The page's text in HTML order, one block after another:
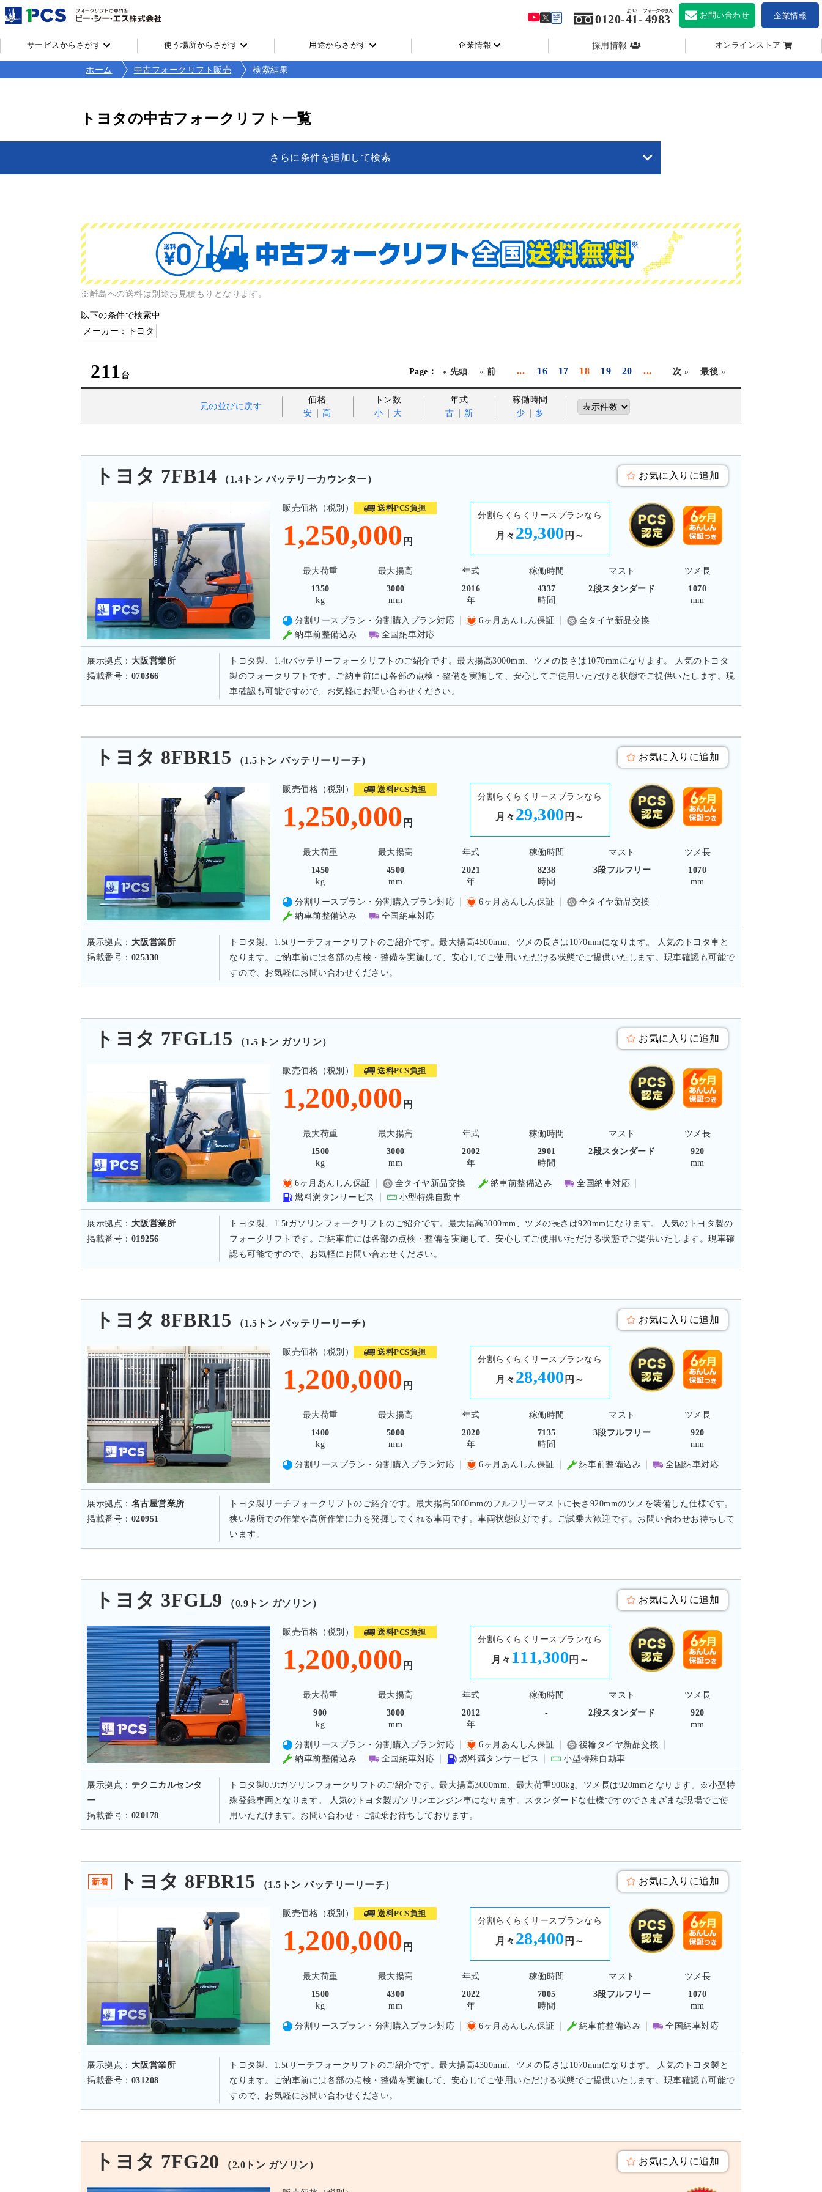
サービスからさがす 使う場所からさがす 用途からさがす 企業情報 採用情報 オンラインストア
0120-41
よい
- 4983
フォークやさん お問い合わせ 企業情報
ホーム 中古フォークリフト販売 検索結果
トヨタの中古フォークリフト一覧
さらに条件を追加して検索
※離島への送料は別途お見積もりとなります。
以下の条件で検索中
メーカー：トヨタ
211 « 先頭 « 前 ... 16 17 18 19 20 ... 次 » 最後 »
元の並びに戻す
価格
安
高
トン数
小
大
年式
古
新
稼働時間
少
多
トヨタ 7FB14 （1.4トン バッテリーカウンター） お気に入りに追加
販売価格（税別） 送料PCS負担
1,250,000 円
分割らくらくリースプランなら
月々 29,300 円～
最大荷重 最大揚高 年式 稼働時間 マスト
ツメ長
1350
kg
3000
mm
2016
年
4337
時間
2段スタンダード
1070
mm
分割リースプラン・分割購入プラン対応 6ヶ月あんしん保証
全タイヤ新品交換
納車前整備込み
全国納車対応
展示拠点： 大阪営業所
掲載番号： 070366
トヨタ製、1.4tバッテリーフォークリフトのご紹介です。最大揚高3000mm、ツメの長さは1070mmになります。 人気のトヨタ
製のフォークリフトです。ご納車前には各部の点検・整備を実施して、安心してご使用いただける状態でご提供いたします。現
車確認も可能ですので、お気軽にお問い合わせください。
トヨタ 8FBR15 （1.5トン バッテリーリーチ） お気に入りに追加
販売価格（税別） 送料PCS負担
1,250,000 円
分割らくらくリースプランなら
月々 29,300 円～
最大荷重 最大揚高 年式 稼働時間 マスト
ツメ長
1450
kg
4500
mm
2021
年
8238
時間
3段フルフリー
1070
mm
分割リースプラン・分割購入プラン対応 6ヶ月あんしん保証
全タイヤ新品交換
納車前整備込み
全国納車対応
展示拠点： 大阪営業所
掲載番号： 025330
トヨタ製、1.5tリーチフォークリフトのご紹介です。最大揚高4500mm、ツメの長さは1070mmになります。 人気のトヨタ車と
なります。ご納車前には各部の点検・整備を実施して、安心してご使用いただける状態でご提供いたします。現車確認も可能で
すので、お気軽にお問い合わせください。
トヨタ 7FGL15 （1.5トン ガソリン） お気に入りに追加
販売価格（税別） 送料PCS負担
1,200,000 円
最大荷重 最大揚高 年式 稼働時間 マスト
ツメ長
1500
kg
3000
mm
2002
年
2901
時間
2段スタンダード
920
mm
6ヶ月あんしん保証 全タイヤ新品交換 納車前整備込み
全国納車対応
燃料満タンサービス
小型特殊自動車
展示拠点： 大阪営業所
掲載番号： 019256
トヨタ製、1.5tガソリンフォークリフトのご紹介です。最大揚高3000mm、ツメの長さは920mmになります。 人気のトヨタ製の
フォークリフトです。ご納車前には各部の点検・整備を実施して、安心してご使用いただける状態でご提供いたします。現車確
認も可能ですので、お気軽にお問い合わせください。
トヨタ 8FBR15 （1.5トン バッテリーリーチ） お気に入りに追加
販売価格（税別） 送料PCS負担
1,200,000 円
分割らくらくリースプランなら
月々 28,400 円～
最大荷重 最大揚高 年式 稼働時間 マスト
ツメ長
1400
kg
5000
mm
2020
年
7135
時間
3段フルフリー
920
mm
分割リースプラン・分割購入プラン対応 6ヶ月あんしん保証 納車前整備込み 全国納車対応
展示拠点： 名古屋営業所
掲載番号： 020951
トヨタ製リーチフォークリフトのご紹介です。最大揚高5000mmのフルフリーマストに長さ920mmのツメを装備した仕様です。
狭い場所での作業や高所作業に力を発揮してくれる車両です。車両状態良好です。ご試乗大歓迎です。お問い合わせお待ちして
います。
トヨタ 3FGL9 （0.9トン ガソリン） お気に入りに追加
販売価格（税別） 送料PCS負担
1,200,000 円
分割らくらくリースプランなら
月々 111,300 円～
最大荷重 最大揚高 年式 稼働時間 マスト
ツメ長
900
kg
3000
mm
2012
年
- 2段スタンダード
920
mm
分割リースプラン・分割購入プラン対応 6ヶ月あんしん保証
後輪タイヤ新品交換
納車前整備込み
全国納車対応 燃料満タンサービス 小型特殊自動車
展示拠点： テクニカルセンタ
ー
掲載番号： 020178
トヨタ製0.9tガソリンフォークリフトのご紹介です。最大揚高3000mm、最大荷重900kg、ツメ長は920mmとなります。※小型特
殊登録車両となります。 人気のトヨタ製ガソリンエンジン車になります。スタンダードな仕様ですのでさまざまな現場でご使
用いただけます。お問い合わせ・ご試乗お待ちしております。
新着 トヨタ 8FBR15 （1.5トン バッテリーリーチ） お気に入りに追加
販売価格（税別） 送料PCS負担
1,200,000 円
分割らくらくリースプランなら
月々 28,400 円～
最大荷重 最大揚高 年式 稼働時間 マスト
ツメ長
1500
kg
4300
mm
2022
年
7005
時間
3段フルフリー
1070
mm
分割リースプラン・分割購入プラン対応 6ヶ月あんしん保証 納車前整備込み 全国納車対応
展示拠点： 大阪営業所
掲載番号： 031208
トヨタ製、1.5tリーチフォークリフトのご紹介です。最大揚高4300mm、ツメの長さは1070mmになります。 人気のトヨタ製と
なります。ご納車前には各部の点検・整備を実施して、安心してご使用いただける状態でご提供いたします。現車確認も可能で
すので、お気軽にお問い合わせください。
トヨタ 7FG20 （2.0トン ガソリン） お気に入りに追加